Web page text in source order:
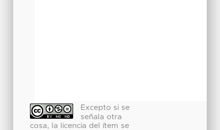
Excepto si se
señala otra
cosa, la licencia del ítem se